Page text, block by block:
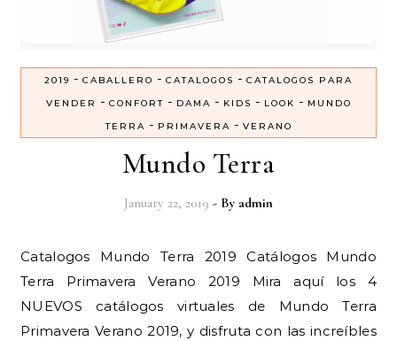
2019 - CABALLERO - CATALOGOS - CATALOGOS PARA
VENDER
- CONFORT - DAMA - KIDS - LOOK - MUNDO
TERRA - PRIMAVERA - VERANO
Mundo Terra
January 22, 2019 - By admin
Catalogos Mundo Terra 2019 Catálogos Mundo
Terra Primavera Verano 2019 Mira aquí los 4
NUEVOS catálogos virtuales de Mundo Terra
Primavera Verano 2019, y disfruta con las increíbles